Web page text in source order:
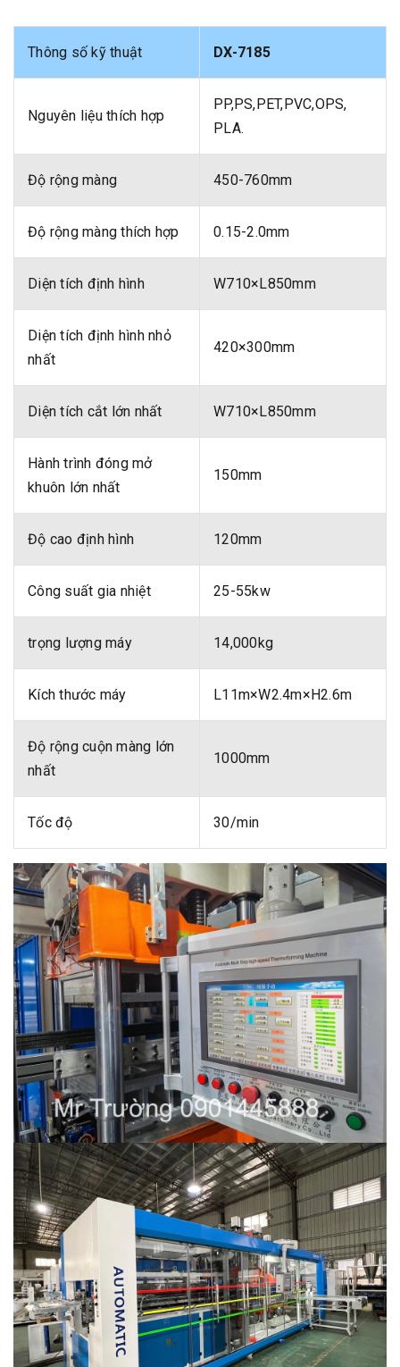
Thông số kỹ thuật DX-7185
Nguyên liệu thích hợp
PP,PS,PET,PVC,OPS,
PLA.
Độ rộng màng 450-760mm
Độ rộng màng thích hợp 0.15-2.0mm
Diện tích định hình W710×L850mm
Diện tích định hình nhỏ
nhất
420×300mm
Diện tích cắt lớn nhất W710×L850mm
Hành trình đóng mở
khuôn lớn nhất
150mm
Độ cao định hình 120mm
Công suất gia nhiệt 25-55kw
trọng lượng máy 14,000kg
Kích thước máy L11m×W2.4m×H2.6m
Độ rộng cuộn màng lớn
nhất
1000mm
Tốc độ 30/min